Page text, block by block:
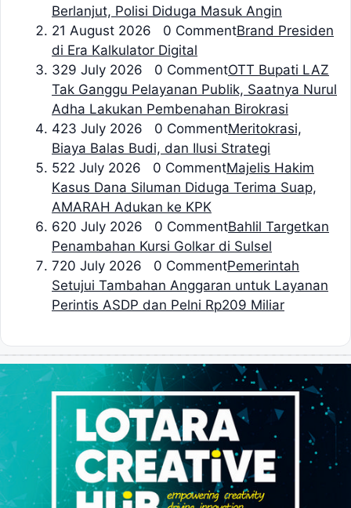
Berlanjut, Polisi Diduga Masuk Angin
21 August 2026 0 CommentBrand Presiden
di Era Kalkulator Digital
329 July 2026 0 CommentOTT Bupati LAZ
Tak Ganggu Pelayanan Publik, Saatnya Nurul
Adha Lakukan Pembenahan Birokrasi
423 July 2026 0 CommentMeritokrasi,
Biaya Balas Budi, dan Ilusi Strategi
522 July 2026 0 CommentMajelis Hakim
Kasus Dana Siluman Diduga Terima Suap,
AMARAH Adukan ke KPK
620 July 2026 0 CommentBahlil Targetkan
Penambahan Kursi Golkar di Sulsel
720 July 2026 0 CommentPemerintah
Setujui Tambahan Anggaran untuk Layanan
Perintis ASDP dan Pelni Rp209 Miliar